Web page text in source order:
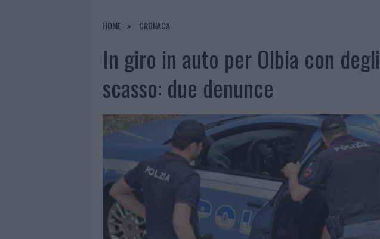
7 AGOSTO 2026
|
HOME CRONACA
In giro in auto per Olbia con
scasso: due denunce